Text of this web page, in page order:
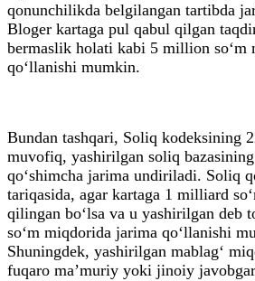
qonunchilikda belgilangan tartibda
Bloger kartaga pul qabul qilgan
bermaslik holati kabi 5 million so‘m
qo‘llanishi mumkin.
Bundan tashqari, Soliq kodeksining
muvofiq, yashirilgan soliq
qo‘shimcha jarima undiriladi. Soliq
tariqasida, agar kartaga 1 milliard
qilingan bo‘lsa va u yashirilgan deb
so‘m miqdorida jarima qo‘llanishi
Shuningdek, yashirilgan mablag‘
fuqaro ma’muriy yoki jinoiy